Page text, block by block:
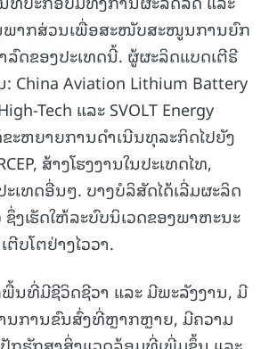
າກສ່ວນເພື່ອສະໜັບສະໜູນການຍົກ
ດຂອງປະເທດນີ້. ຜູ້ຜະລິດແບດເຕີຣີ
China Aviation Lithium Battery
Tech ແລະ SVOLT Energy
ຂະຫຍາຍການດຳເນີນທຸລະກິດໄປຍັງ
ສ້າງໂຮງງານໃນປະເທດໄທ,
ເທດອື່ນໆ. ບາງບໍລິສັດໄດ້ເລີ່ມຜະລິດ
ງເຮັດໃຫ້ລະບົບນິເວດຂອງພາຫະນະ
ບໂຕຢ່າງໄວວາ.
ນທີ່ມີຊີວິດຊີວາ ແລະ ມີພະລັງງານ, ມີ
ນການຂົນສົ່ງທີ່ຫຼາກຫຼາຍ, ມີຄວາມ